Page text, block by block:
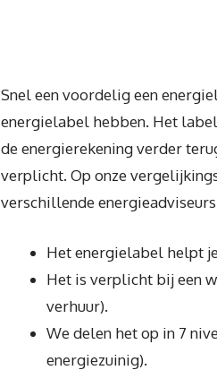
Snel een voordelig een
energielabel hebben. Het
de energierekening verder
verplicht. Op onze
verschillende
Het energielabel helpt
Het is verplicht bij een
verhuur).
We delen het op in 7
energiezuinig).